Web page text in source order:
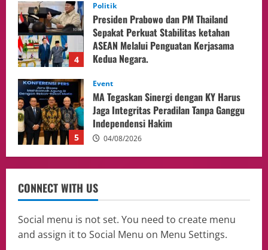
5
Event
MA Tegaskan Sinergi dengan KY Harus
Jaga Integritas Peradilan Tanpa Ganggu
Independensi Hakim
04/08/2026
1
opini
Menteri BPLH Moh. Jumhur Hidayat
Adakan Pertemuan Dengan Delegasi 6
lembaga investor, Berorientasi Untuk
Meningkatkan SDM
2
Harus Berprestasi, Berkarakter, dan
Menjaga Nama Baik Bangsa
05/08/2026
Event
CONNECT WITH US
Social menu is not set. You need to create menu
and assign it to Social Menu on Menu Settings.